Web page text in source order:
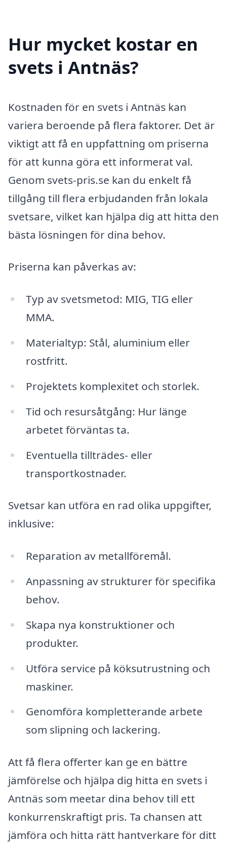
Hur mycket kostar en
svets i Antnäs?
Kostnaden för en svets i Antnäs kan
variera beroende på flera faktorer. Det är
viktigt att få en uppfattning om priserna
för att kunna göra ett informerat val.
Genom svets-pris.se kan du enkelt få
tillgång till flera erbjudanden från lokala
svetsare, vilket kan hjälpa dig att hitta den
bästa lösningen för dina behov.
Priserna kan påverkas av:
Typ av svetsmetod: MIG, TIG eller
MMA.
Materialtyp: Stål, aluminium eller
rostfritt.
Projektets komplexitet och storlek.
Tid och resursåtgång: Hur länge
arbetet förväntas ta.
Eventuella tillträdes- eller
transportkostnader.
Svetsar kan utföra en rad olika uppgifter,
inklusive:
Reparation av metallföremål.
Anpassning av strukturer för specifika
behov.
Skapa nya konstruktioner och
produkter.
Utföra service på köksutrustning och
maskiner.
Genomföra kompletterande arbete
som slipning och lackering.
Att få flera offerter kan ge en bättre
jämförelse och hjälpa dig hitta en svets i
Antnäs som meetar dina behov till ett
konkurrenskraftigt pris. Ta chansen att
jämföra och hitta rätt hantverkare för ditt